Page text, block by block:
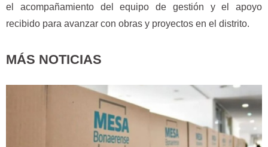
el acompañamiento del equipo de gestión y el apoyo
recibido para avanzar con obras y proyectos en el distrito.
MÁS NOTICIAS